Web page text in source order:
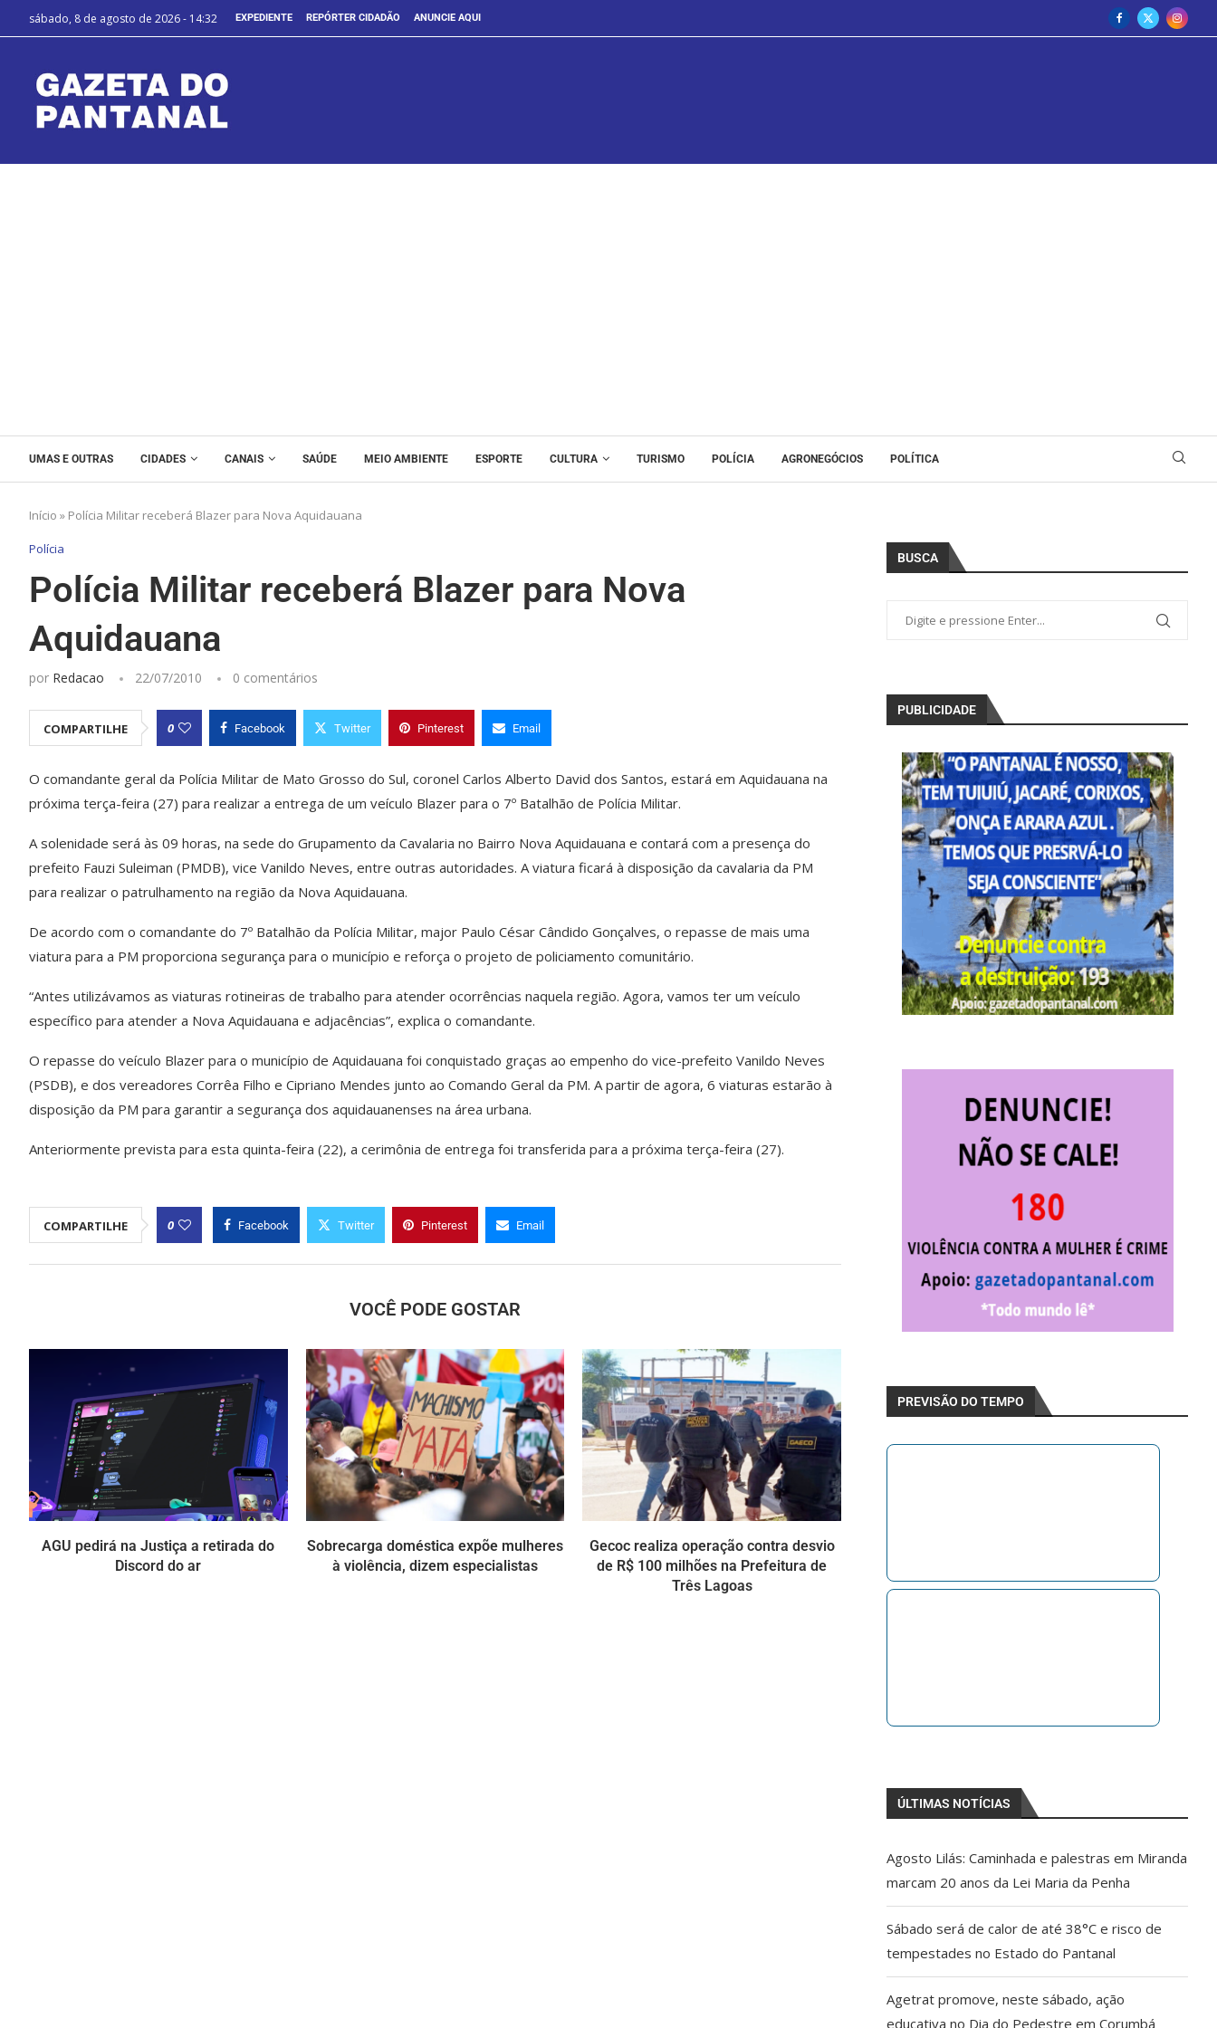
sábado, 8 de agosto de 2026 - 14:32 EXPEDIENTE REPÓRTER CIDADÃO ANUNCIE AQUI
UMAS E OUTRAS CIDADES CANAIS SAÚDE MEIO AMBIENTE ESPORTE CULTURA TURISMO POLÍCIA AGRONEGÓCIOS POLÍTICA
Início » Polícia Militar receberá Blazer para Nova Aquidauana
Polícia
Polícia Militar receberá Blazer para Nova
Aquidauana
por Redacao 22/07/2010 0 comentários
COMPARTILHE 0 Facebook Twitter Pinterest Email
O comandante geral da Polícia Militar de Mato Grosso do Sul, coronel Carlos Alberto David dos Santos, estará em Aquidauana na
próxima terça-feira (27) para realizar a entrega de um veículo Blazer para o 7º Batalhão de Polícia Militar.
A solenidade será às 09 horas, na sede do Grupamento da Cavalaria no Bairro Nova Aquidauana e contará com a presença do
prefeito Fauzi Suleiman (PMDB), vice Vanildo Neves, entre outras autoridades. A viatura ficará à disposição da cavalaria da PM
para realizar o patrulhamento na região da Nova Aquidauana.
De acordo com o comandante do 7º Batalhão da Polícia Militar, major Paulo César Cândido Gonçalves, o repasse de mais uma
viatura para a PM proporciona segurança para o município e reforça o projeto de policiamento comunitário.
“Antes utilizávamos as viaturas rotineiras de trabalho para atender ocorrências naquela região. Agora, vamos ter um veículo
específico para atender a Nova Aquidauana e adjacências”, explica o comandante.
O repasse do veículo Blazer para o município de Aquidauana foi conquistado graças ao empenho do vice-prefeito Vanildo Neves
(PSDB), e dos vereadores Corrêa Filho e Cipriano Mendes junto ao Comando Geral da PM. A partir de agora, 6 viaturas estarão à
disposição da PM para garantir a segurança dos aquidauanenses na área urbana.
Anteriormente prevista para esta quinta-feira (22), a cerimônia de entrega foi transferida para a próxima terça-feira (27).
COMPARTILHE 0 Facebook Twitter Pinterest Email
VOCÊ PODE GOSTAR
AGU pedirá na Justiça a retirada do
Discord do ar
Sobrecarga doméstica expõe mulheres
à violência, dizem especialistas
Gecoc realiza operação contra desvio
de R$ 100 milhões na Prefeitura de
Três Lagoas
BUSCA
PUBLICIDADE
PREVISÃO DO TEMPO
ÚLTIMAS NOTÍCIAS
Agosto Lilás: Caminhada e palestras em Miranda
marcam 20 anos da Lei Maria da Penha
Sábado será de calor de até 38°C e risco de
tempestades no Estado do Pantanal
Agetrat promove, neste sábado, ação
educativa no Dia do Pedestre em Corumbá